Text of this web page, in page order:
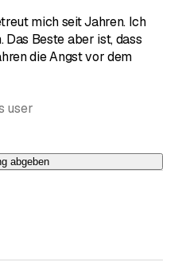
mich seit Jahren. Ich
Beste aber ist, dass
die Angst vor dem
user
abgeben